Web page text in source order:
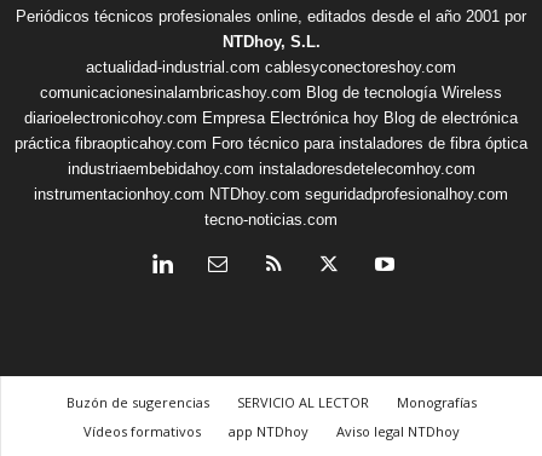
Periódicos técnicos profesionales online, editados desde el año 2001 por
NTDhoy, S.L.
actualidad-industrial.com cablesyconectoreshoy.com
comunicacionesinalambricashoy.com Blog de tecnología Wireless
diarioelectronicohoy.com Empresa Electrónica hoy Blog de electrónica
práctica fibraopticahoy.com Foro técnico para instaladores de fibra óptica
industriaembebidahoy.com instaladoresdetelecomhoy.com
instrumentacionhoy.com NTDhoy.com seguridadprofesionalhoy.com
tecno-noticias.com
Buzón de sugerencias SERVICIO AL LECTOR
Monografías
Vídeos formativos
app NTDhoy Aviso legal NTDhoy